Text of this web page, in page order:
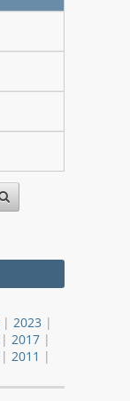
| 2023 |
| 2017 |
| 2011 |